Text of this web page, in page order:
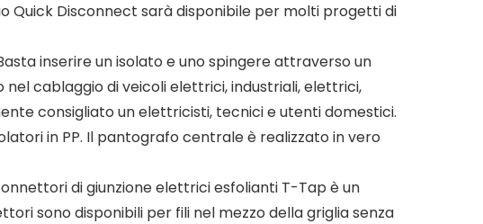
Quick Disconnect sarà disponibile per molti progetti di
inserire un isolato e uno spingere attraverso un
cablaggio di veicoli elettrici, industriali, elettrici,
consigliato un elettricisti, tecnici e utenti domestici.
in PP. Il pantografo centrale è realizzato in vero
di giunzione elettrici esfolianti T-Tap è un
sono disponibili per fili nel mezzo della griglia senza